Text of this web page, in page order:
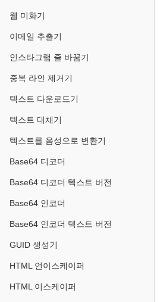
웹 미화기
이메일 추출기
인스타그램 줄 바꿈기
중복 라인 제거기
텍스트 다운로드기
텍스트 대체기
텍스트를 음성으로 변환기
Base64 디코더
Base64 디코더 텍스트 버전
Base64 인코더
Base64 인코더 텍스트 버전
GUID 생성기
HTML 언이스케이퍼
HTML 이스케이퍼